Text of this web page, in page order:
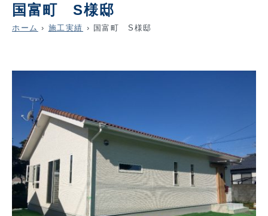
国富町 S様邸
ホーム › 施工実績 › 国富町 S様邸